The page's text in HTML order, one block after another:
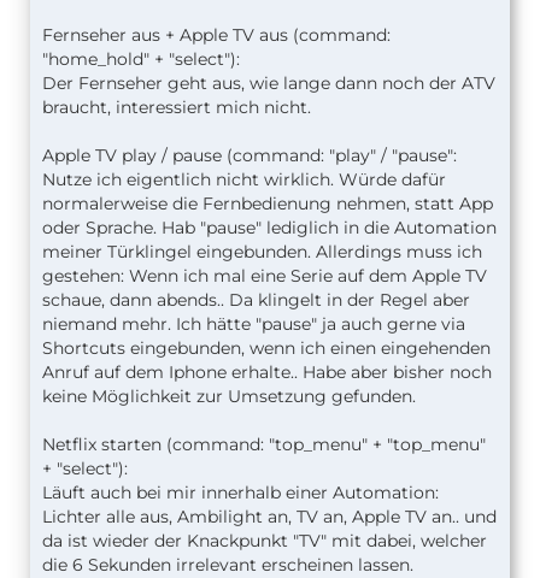
Fernseher aus + Apple TV aus (command:
"home_hold" + "select"):
Der Fernseher geht aus, wie lange dann noch der ATV
braucht, interessiert mich nicht.
Apple TV play / pause (command: "play" / "pause":
Nutze ich eigentlich nicht wirklich. Würde dafür
normalerweise die Fernbedienung nehmen, statt App
oder Sprache. Hab "pause" lediglich in die Automation
meiner Türklingel eingebunden. Allerdings muss ich
gestehen: Wenn ich mal eine Serie auf dem Apple TV
schaue, dann abends.. Da klingelt in der Regel aber
niemand mehr. Ich hätte "pause" ja auch gerne via
Shortcuts eingebunden, wenn ich einen eingehenden
Anruf auf dem Iphone erhalte.. Habe aber bisher noch
keine Möglichkeit zur Umsetzung gefunden.
Netflix starten (command: "top_menu" + "top_menu"
+ "select"):
Läuft auch bei mir innerhalb einer Automation:
Lichter alle aus, Ambilight an, TV an, Apple TV an.. und
da ist wieder der Knackpunkt "TV" mit dabei, welcher
die 6 Sekunden irrelevant erscheinen lassen.